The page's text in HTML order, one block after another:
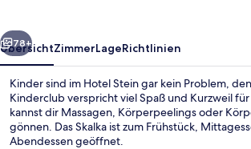
Weiter
78+
ÜbersichtZimmerLageRichtlinien
Kinder sind im Hotel Stein gar kein Problem,
Kinderclub verspricht viel Spaß und Kurzweil
kannst dir Massagen, Körperpeelings oder
gönnen. Das Skalka ist zum Frühstück,
Abendessen geöffnet.